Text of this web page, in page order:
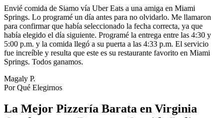
Envié comida de Siamo vía Uber Eats a una amiga en Miami
Springs. Lo programé un día antes para no olvidarlo. Me llamaron
para confirmar que había seleccionado la fecha correcta, ya que
había elegido el día siguiente. Programé la entrega entre las 4:30 y
5:00 p.m. y la comida llegó a su puerta a las 4:33 p.m. El servicio
fue increíble y resulta que este es su restaurante favorito en Miami
Springs. Todos ganamos.
Magaly P.
Por Qué Elegirnos
La Mejor Pizzería Barata en Virginia